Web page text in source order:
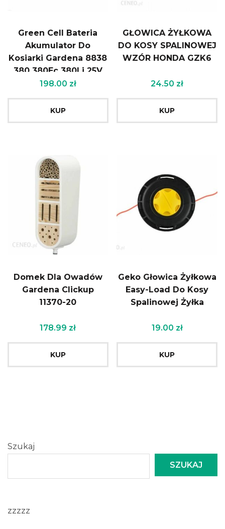
Green Cell Bateria
Akumulator Do
Kosiarki Gardena 8838
380 380Ec 380Li 25V
4Ah Samsung Pt103
198.00 zł
KUP
GŁOWICA ŻYŁKOWA
DO KOSY SPALINOWEJ
WZÓR HONDA GZK6
24.50 zł
KUP
Domek Dla Owadów
Gardena Clickup
11370-20
178.99 zł
KUP
Geko Głowica Żyłkowa
Easy-Load Do Kosy
Spalinowej Żyłka
19.00 zł
KUP
Szukaj
SZUKAJ
zzzzz